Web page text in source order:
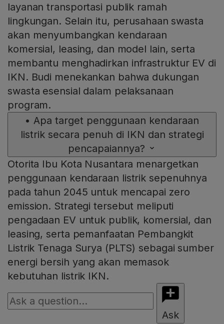
layanan transportasi publik ramah
lingkungan. Selain itu, perusahaan swasta
akan menyumbangkan kendaraan
komersial, leasing, dan model lain, serta
membantu menghadirkan infrastruktur EV di
IKN. Budi menekankan bahwa dukungan
swasta esensial dalam pelaksanaan
program.
• Apa target penggunaan kendaraan
listrik secara penuh di IKN dan strategi
pencapaiannya?
Otorita Ibu Kota Nusantara menargetkan
penggunaan kendaraan listrik sepenuhnya
pada tahun 2045 untuk mencapai zero
emission. Strategi tersebut meliputi
pengadaan EV untuk publik, komersial, dan
leasing, serta pemanfaatan Pembangkit
Listrik Tenaga Surya (PLTS) sebagai sumber
energi bersih yang akan memasok
kebutuhan listrik IKN.
Ask